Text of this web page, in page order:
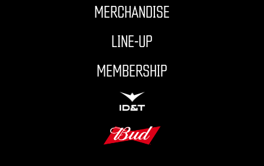
MERCHANDISE
LINE-UP
MEMBERSHIP
ID&T
BUDWEISER